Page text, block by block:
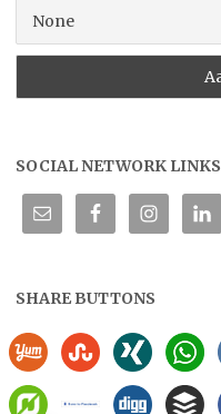
SOCIAL NETWORK LINKS
SHARE BUTTONS